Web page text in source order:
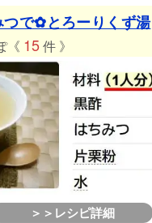
つで✿とろーりくず湯
《 15件 》
＞＞レシピ詳細